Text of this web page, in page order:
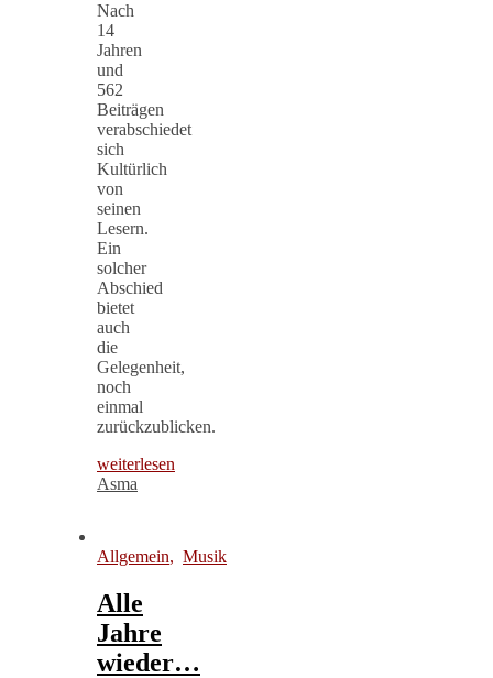
Nach
14
Jahren
und
562
Beiträgen
verabschiedet
sich
Kultürlich
von
seinen
Lesern.
Ein
solcher
Abschied
bietet
auch
die
Gelegenheit,
noch
einmal
zurückzublicken.
weiterlesen
Asma
Allgemein, Musik
Alle
Jahre
wieder…